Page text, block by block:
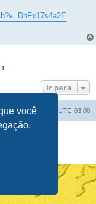
você
1
Ir para
os horários são UTC-03:00
Limited